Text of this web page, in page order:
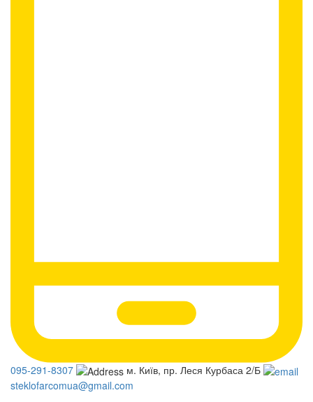
095-291-8307
м. Київ, пр. Леся Курбаса 2/Б
steklofarcomua@gmail.com